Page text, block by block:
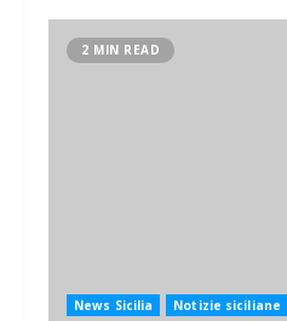
2 MIN READ
News Sicilia Notizie siciliane